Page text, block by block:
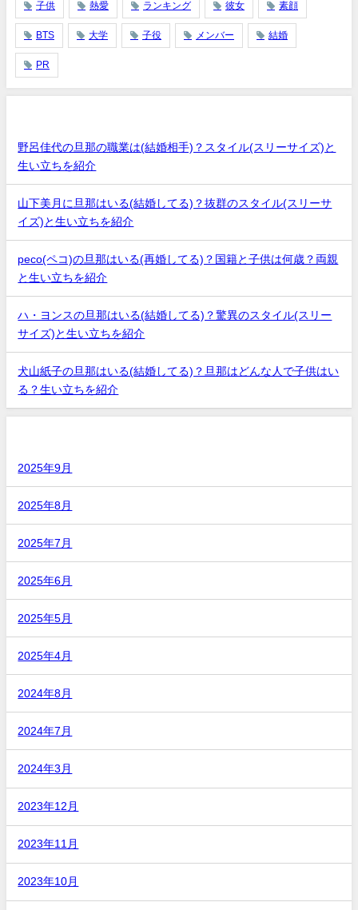
子供 熱愛 ランキング 彼女 素顔
BTS 大学 子役 メンバー 結婚
PR
野呂佳代の旦那の職業は(結婚相手)？スタイル(スリーサイズ)と
生い立ちを紹介
山下美月に旦那はいる(結婚してる)？抜群のスタイル(スリーサ
イズ)と生い立ちを紹介
peco(ペコ)の旦那はいる(再婚してる)？国籍と子供は何歳？両親
と生い立ちを紹介
ハ・ヨンスの旦那はいる(結婚してる)？驚異のスタイル(スリー
サイズ)と生い立ちを紹介
犬山紙子の旦那はいる(結婚してる)？旦那はどんな人で子供はい
る？生い立ちを紹介
2025年9月
2025年8月
2025年7月
2025年6月
2025年5月
2025年4月
2024年8月
2024年7月
2024年3月
2023年12月
2023年11月
2023年10月